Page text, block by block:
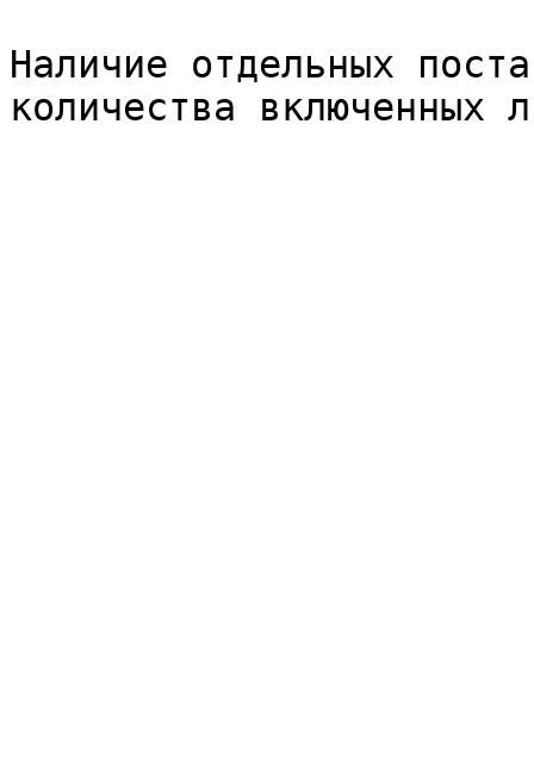
Наличие отдельных